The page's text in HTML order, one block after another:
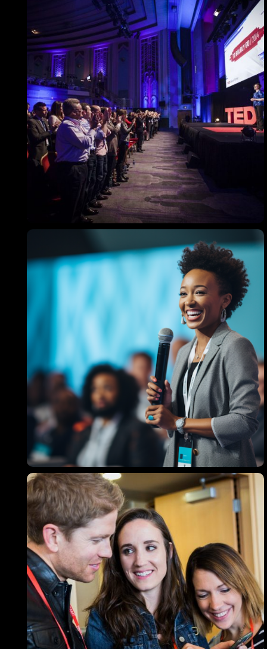
Topics
Business Engineering Growth Platform
When
December 23 to 26, 2022
Los Angeles CA 95716
Get directions